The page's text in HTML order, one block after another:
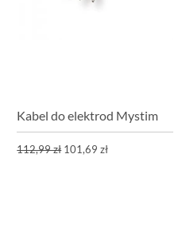
Kabel do elektrod Mystim
112,99 zł 101,69 zł